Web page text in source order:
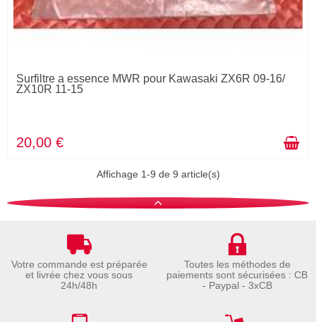
Surfiltre a essence MWR pour Kawasaki ZX6R 09-16/
ZX10R 11-15
20,00 €
Affichage 1-9 de 9 article(s)
Votre commande est préparée
et livrée chez vous sous
24h/48h
Toutes les méthodes de
paiements sont sécurisées : CB
- Paypal - 3xCB